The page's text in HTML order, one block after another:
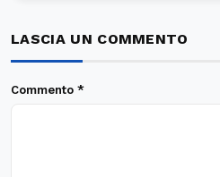
LASCIA UN COMMENTO
Commento *